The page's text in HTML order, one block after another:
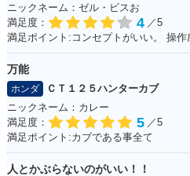
ニックネーム：ゼル・ビスお
満足度：
4 ／5
万能
ホンダ
ＣＴ１２５ハンターカブ
ニックネーム：カレー
満足度：
5 ／5
満足ポイント:カブである事全て
人とかぶらないのがいい！！